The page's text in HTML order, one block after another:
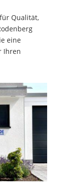
Qualität,
eine
Ihren